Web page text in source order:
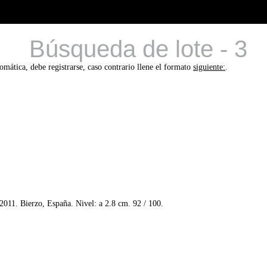
Búsqueda de lote - 3
debe registrarse, caso contrario llene el formatosiguiente:.
Bierzo, España. Nivel: a 2.8 cm. 92 / 100.